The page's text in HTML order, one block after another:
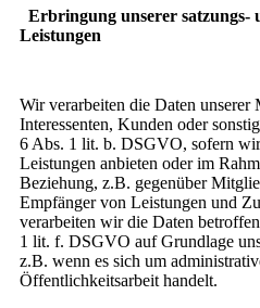
Erbringung unserer satzungs-
Leistungen
Wir verarbeiten die Daten unserer
Interessenten, Kunden oder
6 Abs. 1 lit. b. DSGVO, sofern
Leistungen anbieten oder im
Beziehung, z.B. gegenüber
Empfänger von Leistungen und
verarbeiten wir die Daten
1 lit. f. DSGVO auf Grundlage
z.B. wenn es sich um
Öffentlichkeitsarbeit handelt.